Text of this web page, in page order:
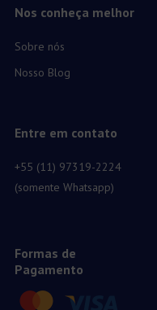
Nos conheça melhor
Sobre nós
Nosso Blog
Entre em contato
+55 (11) 97319-2224
(somente Whatsapp)
Formas de
Pagamento